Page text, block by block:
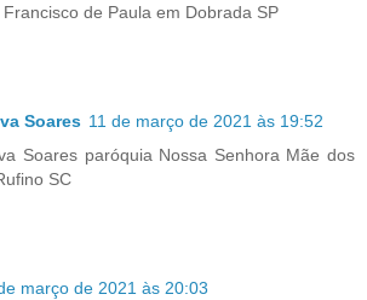
de Paula em Dobrada SP
Soares 11 de março de 2021 às 19:52
Soares paróquia Nossa Senhora Mãe dos
SC
março de 2021 às 20:03